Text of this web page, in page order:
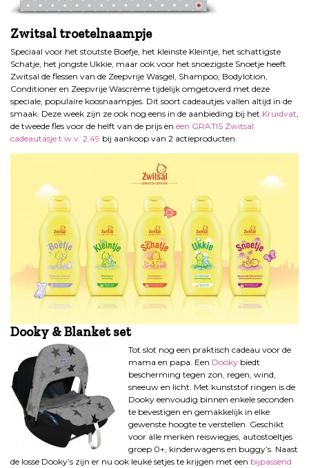
Zwitsal troetelnaampje
Speciaal voor het stoutste Boefje, het kleinste Kleintje, het schattigste
Schatje, het jongste Ukkie, maar ook voor het snoezigste Snoetje heeft
Zwitsal de flessen van de Zeepvrije Wasgel, Shampoo, Bodylotion,
Conditioner en Zeepvrije Wascrème tijdelijk omgetoverd met deze
speciale, populaire koosnaampjes. Dit soort cadeautjes vallen altijd in de
smaak. Deze week zijn ze ook nog eens in de aanbieding bij het Kruidvat,
de tweede fles voor de helft van de prijs en een GRATIS Zwitsal
cadeautasje t.w.v. 2.49 bij aankoop van 2 actieproducten.
Dooky & Blanket set
Tot slot nog een praktisch cadeau voor de
mama en papa. Een Dooky biedt
bescherming tegen zon, regen, wind,
sneeuw en licht. Met kunststof ringen is de
Dooky eenvoudig binnen enkele seconden
te bevestigen en gemakkelijk in elke
gewenste hoogte te verstellen. Geschikt
voor alle merken reiswiegjes, autostoeltjes
groep 0+, kinderwagens en buggy’s. Naast
de losse Dooky’s zijn er nu ook leuke setjes te krijgen met een bijpassend